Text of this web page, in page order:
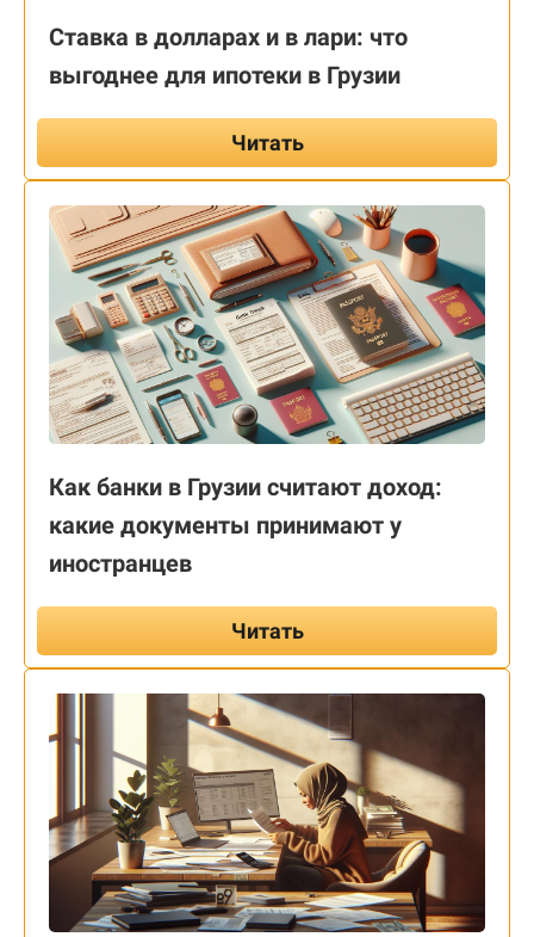
Ставка в долларах и в лари: что
выгоднее для ипотеки в Грузии
Читать
Как банки в Грузии считают доход:
какие документы принимают у
иностранцев
Читать